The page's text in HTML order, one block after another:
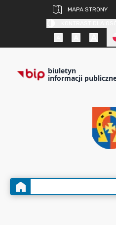
MAPA STRONY
biuletyn
informacji